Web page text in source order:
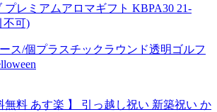
プレミアムアロマギフト KBPA30 21-
不可)
ス/個プラスチックラウンド透明ゴルフ
無料 あす楽 】 引っ越し祝い 新築祝い か